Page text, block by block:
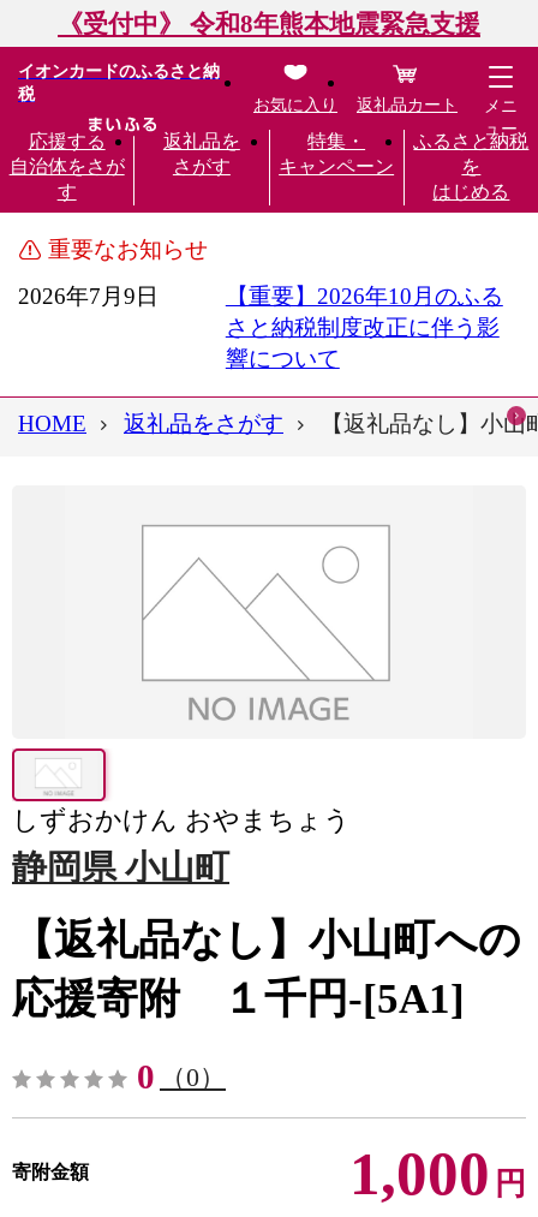
《受付中》 令和8年熊本地震緊急支援
イオンカードのふるさと納
税
応援する
自治体をさが
す
返礼品を
さがす
特集・
キャンペーン
ふるさと納税
を
はじめる
お気に入り 返礼品カート
メニ
ュー
重要なお知らせ
2026年7月9日
【重要】2026年10月のふる
さと納税制度改正に伴う影
響について
HOME 返礼品をさがす 【返礼品なし】小
しずおかけん おやまちょう
静岡県 小山町
【返礼品なし】小山町への
応援寄附 １千円-[5A1]
0 （0）
寄附金額 1,000 円